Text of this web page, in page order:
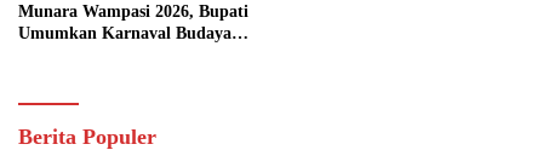
Munara Wampasi 2026, Bupati
Umumkan Karnaval Budaya
Berita Populer